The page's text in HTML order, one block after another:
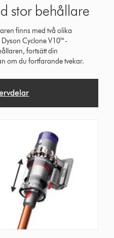
stor behållare
finns med två olika
Cyclone V10™-
fortsätt din
om du fortfarande tvekar.